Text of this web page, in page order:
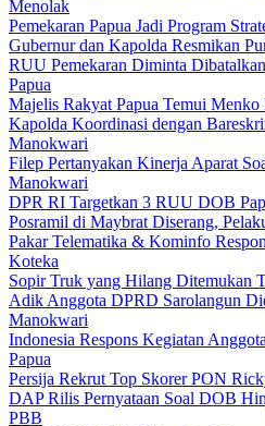
Menolak
Pemekaran Papua Jadi Program
Gubernur dan Kapolda Resmikan
RUU Pemekaran Diminta
Papua
Majelis Rakyat Papua Temui
Kapolda Koordinasi dengan
Manokwari
Filep Pertanyakan Kinerja Aparat
Manokwari
DPR RI Targetkan 3 RUU DOB
Posramil di Maybrat Diserang,
Pakar Telematika & Kominfo
Koteka
Sopir Truk yang Hilang Ditemukan
Adik Anggota DPRD Sarolangun
Manokwari
Indonesia Respons Kegiatan
Papua
Persija Rekrut Top Skorer PON
DAP Rilis Pernyataan Soal DOB
PBB